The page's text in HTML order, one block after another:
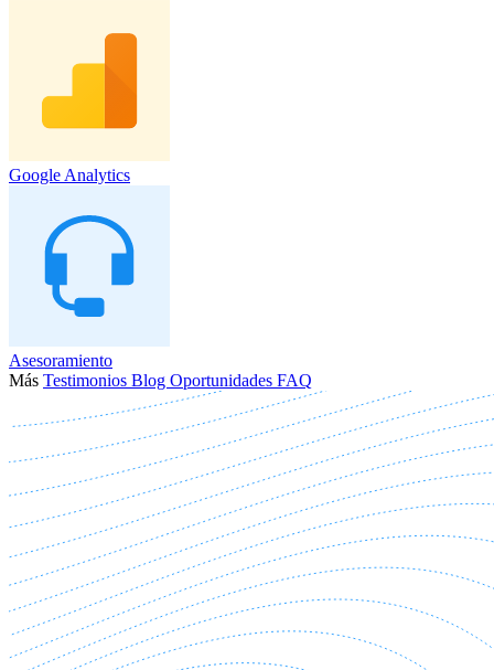
Google Analytics
Asesoramiento
Más Testimonios Blog Oportunidades FAQ